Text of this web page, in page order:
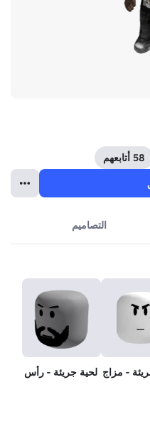
58 أتابعهم
التصاميم
- مزاج لحية جريئة - رأس